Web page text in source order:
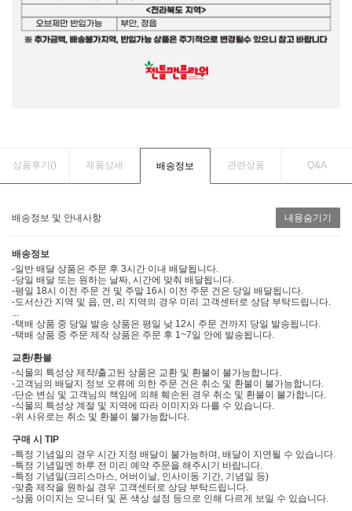
상품후기() 제품상세 배송정보 관련상품 Q&A
배송정보 및 안내사항 내용숨기기
배송정보
-일반 배달 상품은 주문 후 3시간 이내 배달됩니다.
-당일 배달 또는 원하는 날짜, 시간에 맞춰 배달됩니다.
-평일 18시 이전 주문 건 및 주말 16시 이전 주문 건은 당일 배달됩니다.
-도서산간 지역 및 읍, 면, 리 지역의 경우 미리 고객센터로 상담 부탁드립니다.
...
-택배 상품 중 당일 발송 상품은 평일 낮 12시 주문 건까지 당일 발송됩니다.
-택배 상품 중 주문 제작 상품은 주문 후 1~7일 안에 발송됩니다.
교환/환불
-식물의 특성상 제작/출고된 상품은 교환 및 환불이 불가능합니다.
-고객님의 배달지 정보 오류에 의한 주문 건은 취소 및 환불이 불가능합니다.
-단순 변심 및 고객님의 책임에 의해 훼손된 경우 취소 및 환불이 불가합니다.
-식물의 특성상 계절 및 지역에 따라 이미지와 다를 수 있습니다.
-위 사유로는 취소 및 환불이 불가능합니다.
구매 시 TIP
-특정 기념일의 경우 시간 지정 배달이 불가능하며, 배달이 지연될 수 있습니다.
-특정 기념일엔 하루 전 미리 예약 주문을 해주시기 바랍니다.
-특정 기념일(크리스마스, 어버이날, 인사이동 기간, 기념일 등)
-맞춤 제작을 원하실 경우 고객센터로 상담 부탁드립니다.
-상품 이미지는 모니터 및 폰 색상 설정 등으로 인해 다르게 보일 수 있습니다.